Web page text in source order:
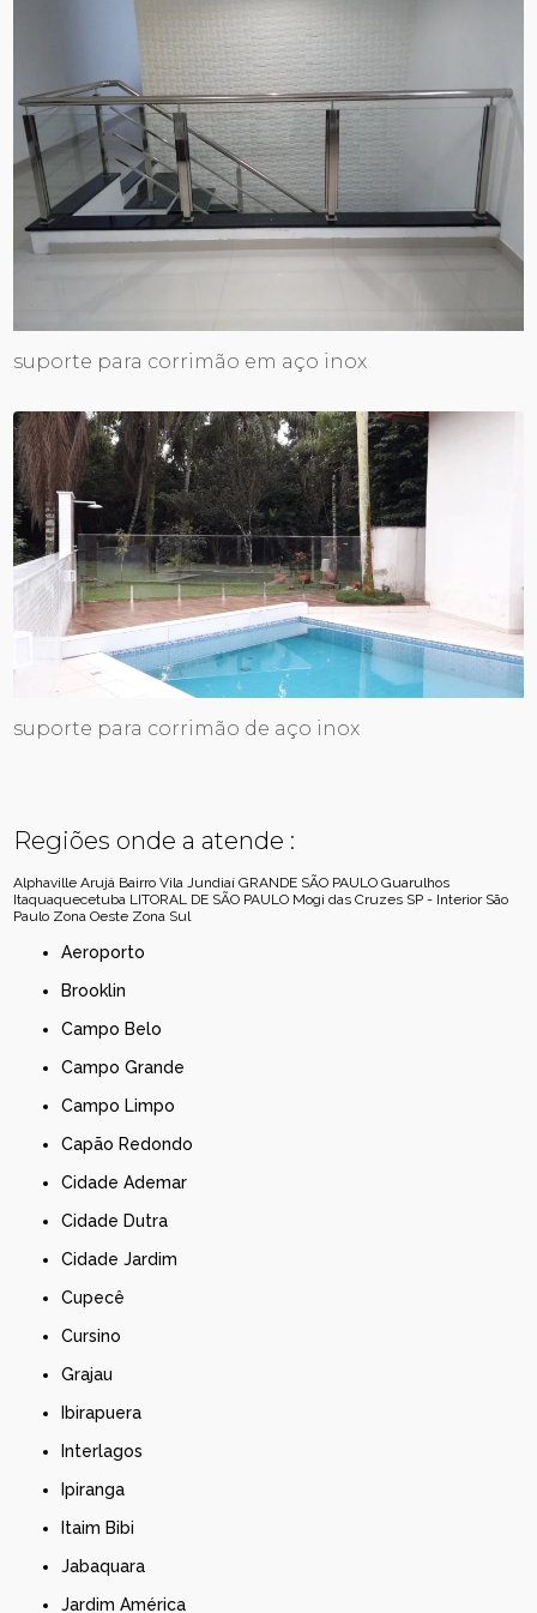
suporte para corrimão em aço inox
suporte para corrimão de aço inox
Regiões onde a atende :
Alphaville Arujá Bairro Vila Jundiaí GRANDE SÃO PAULO Guarulhos
Itaquaquecetuba LITORAL DE SÃO PAULO Mogi das Cruzes SP - Interior São
Paulo Zona Oeste Zona Sul
Aeroporto
Brooklin
Campo Belo
Campo Grande
Campo Limpo
Capão Redondo
Cidade Ademar
Cidade Dutra
Cidade Jardim
Cupecê
Cursino
Grajau
Ibirapuera
Interlagos
Ipiranga
Itaim Bibi
Jabaquara
Jardim América